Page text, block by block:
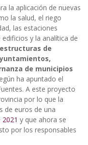
la aplicación de nuevas
la salud, el riego
las estaciones
y la analítica de
de
de municipios
ha apuntado el
A este proyecto
por lo que la
de euros de una
y que ahora se
por los responsables